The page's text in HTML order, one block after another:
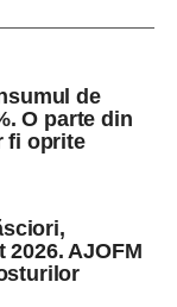
de
O parte din
fi oprite
AJOFM